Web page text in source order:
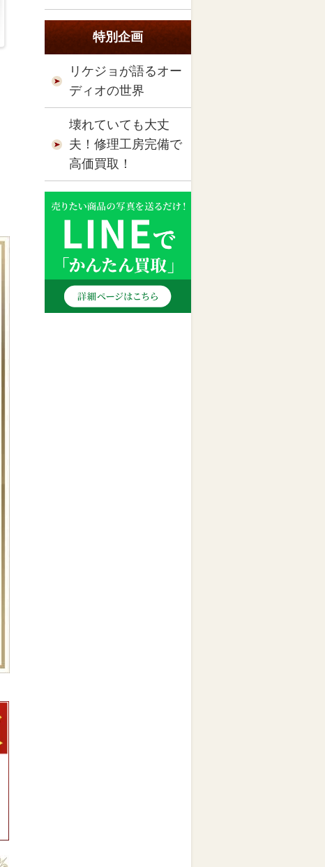
特別企画
リケジョが語るオー
ディオの世界
壊れていても大丈
夫！修理工房完備で
高価買取！